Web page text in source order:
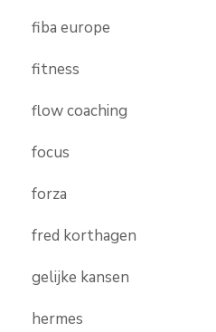
fiba europe
fitness
flow coaching
focus
forza
fred korthagen
gelijke kansen
hermes